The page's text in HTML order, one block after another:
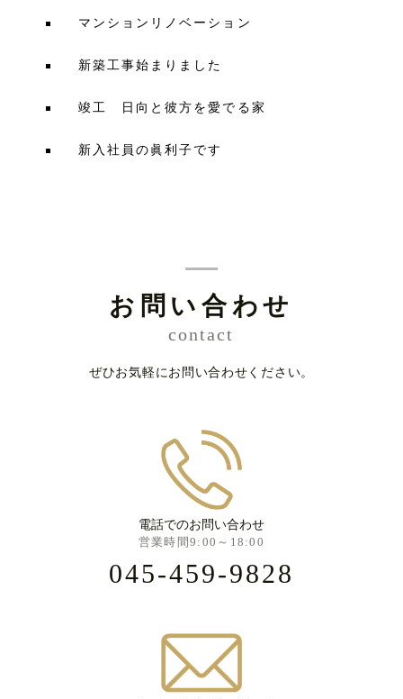
マンションリノベーション
新築工事始まりました
竣工 日向と彼方を愛でる家
新入社員の眞利子です
お問い合わせ
contact
ぜひお気軽にお問い合わせください。
電話でのお問い合わせ
営業時間9:00～18:00
045-459-9828